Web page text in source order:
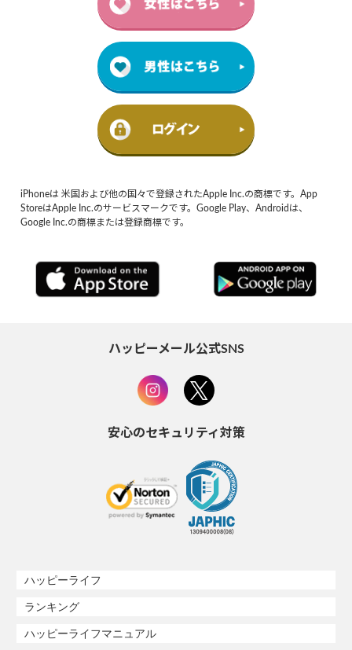
iPhoneは 米国および他の国々で登録されたApple Inc.の商標です。App
StoreはApple Inc.のサービスマークです。Google Play、Androidは、
Google Inc.の商標または登録商標です。
ハッピーメール公式SNS
安心のセキュリティ対策
ハッピーライフ
ランキング
ハッピーライフマニュアル